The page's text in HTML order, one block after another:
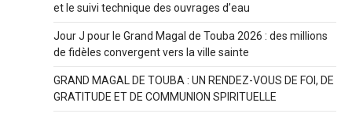
et le suivi technique des ouvrages d’eau
Jour J pour le Grand Magal de Touba 2026 : des millions
de fidèles convergent vers la ville sainte
GRAND MAGAL DE TOUBA : UN RENDEZ-VOUS DE FOI, DE
GRATITUDE ET DE COMMUNION SPIRITUELLE